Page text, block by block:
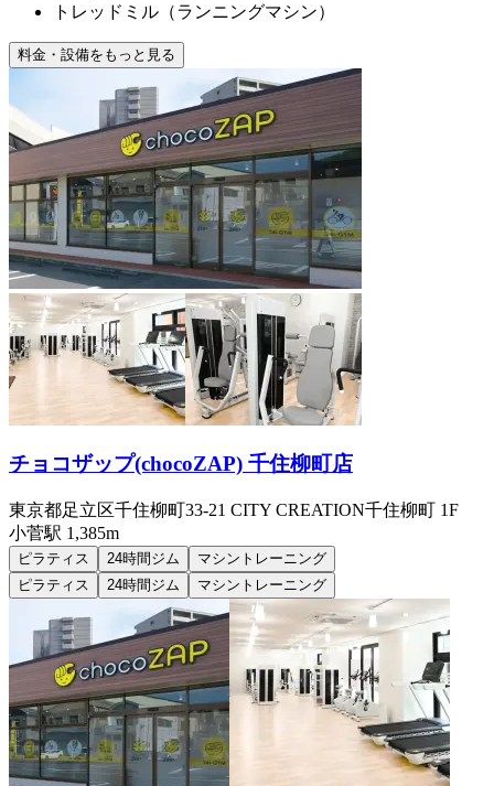
トレッドミル（ランニングマシン）
料金・設備をもっと見る
チョコザップ(chocoZAP) 千住柳町店
東京都足立区千住柳町33-21 CITY CREATION千住柳町 1F
小菅駅 1,385m
ピラティス 24時間ジム
マシントレーニング
ピラティス
24時間ジム マシントレーニング